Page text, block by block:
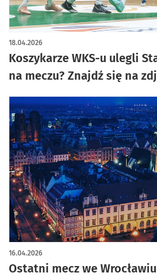
Koszykarze WKS-u ulegli
na meczu? Znajdź się na
18.04.2026
artykuł z galerią zdjęć
Ostatni mecz we
16.04.2026